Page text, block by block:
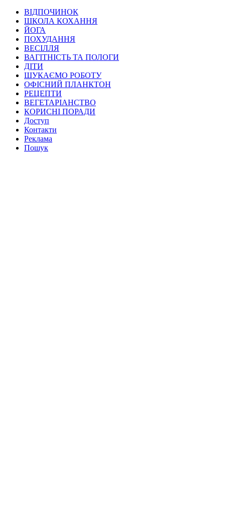
ВІДПОЧИНОК
ШКОЛА КОХАННЯ
ЙОГА
ПОХУДАННЯ
ВЕСІЛЛЯ
ВАГІТНІСТЬ ТА ПОЛОГИ
ДІТИ
ШУКАЄМО РОБОТУ
ОФІСНИЙ ПЛАНКТОН
РЕЦЕПТИ
ВЕГЕТАРІАНСТВО
КОРИСНІ ПОРАДИ
Доступ
Контакти
Реклама
Пошук